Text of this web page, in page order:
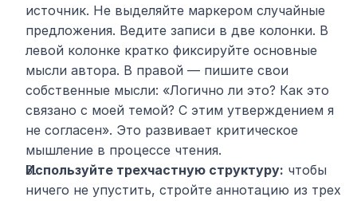
источник. Не выделяйте маркером случайные
предложения. Ведите записи в две колонки. В
левой колонке кратко фиксируйте основные
мысли автора. В правой — пишите свои
собственные мысли: «Логично ли это? Как это
связано с моей темой? С этим утверждением я
не согласен». Это развивает критическое
мышление в процессе чтения.
Используйте трехчастную структуру: чтобы
ничего не упустить, стройте аннотацию из трех